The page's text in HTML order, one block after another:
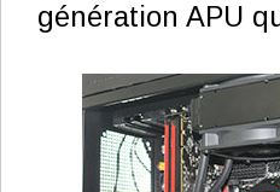
génération APU